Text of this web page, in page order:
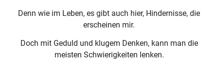
Denn wie im Leben, es gibt auch hier, Hindernisse, die
erscheinen mir.
Doch mit Geduld und klugem Denken, kann man die
meisten Schwierigkeiten lenken.